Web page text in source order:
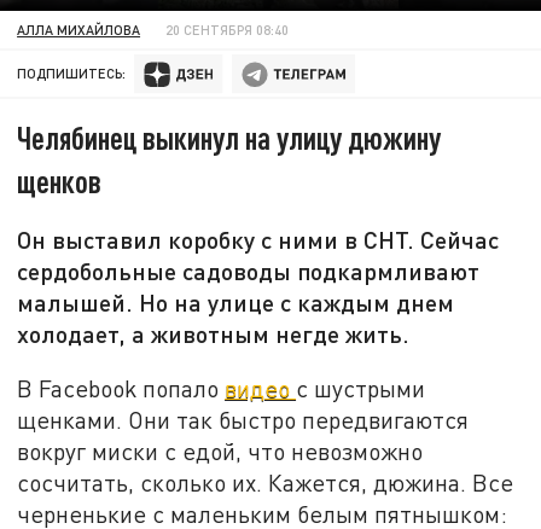
АЛЛА МИХАЙЛОВА 20 СЕНТЯБРЯ 08:40
ПОДПИШИТЕСЬ:
Челябинец выкинул на улицу дюжину
щенков
Он выставил коробку с ними в СНТ. Сейчас
сердобольные садоводы подкармливают
малышей. Но на улице с каждым днем
холодает, а животным негде жить.
В Facebook попало видео с шустрыми
щенками. Они так быстро передвигаются
вокруг миски с едой, что невозможно
сосчитать, сколько их. Кажется, дюжина. Все
черненькие с маленьким белым пятнышком: